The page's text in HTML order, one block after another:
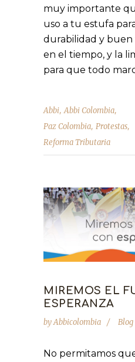
muy importante
uso a tu estufa
durabilidad y
en el tiempo, y la
para que todo
Abbi,Abbi Colombia,
Paz Colombia, Protestas,
Reforma Tributaria
MIREMOS EL
ESPERANZA
byAbbicolombia Blog
No permitamos